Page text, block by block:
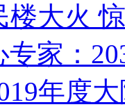
楼大火
家：
年度